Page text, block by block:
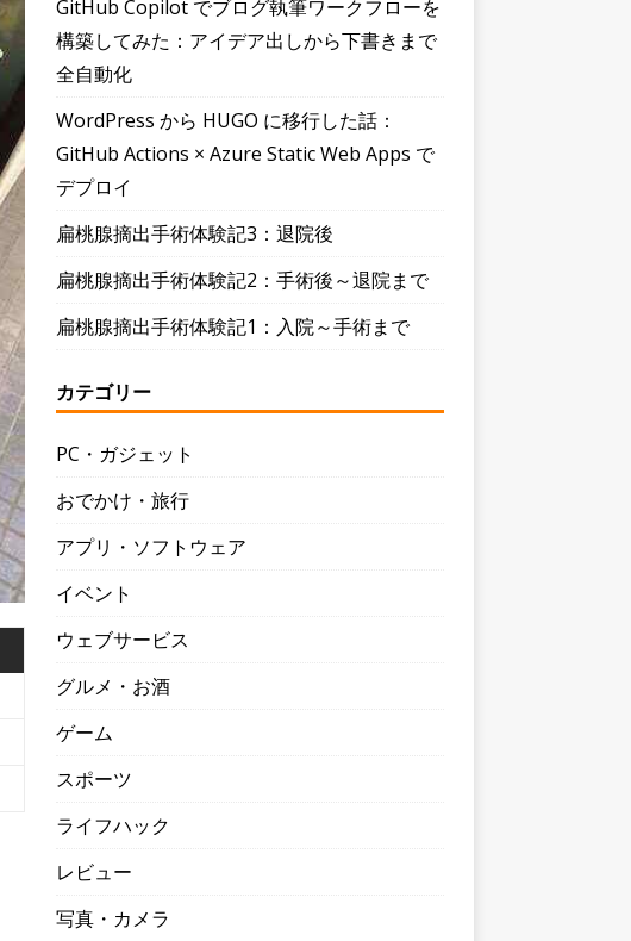
GitHub Copilot でブログ執筆ワークフローを
構築してみた：アイデア出しから下書きまで
全自動化
WordPress から HUGO に移行した話：
GitHub Actions × Azure Static Web Apps で
デプロイ
扁桃腺摘出手術体験記3：退院後
扁桃腺摘出手術体験記2：手術後～退院まで
扁桃腺摘出手術体験記1：入院～手術まで
カテゴリー
PC・ガジェット
おでかけ・旅行
アプリ・ソフトウェア
イベント
ウェブサービス
グルメ・お酒
ゲーム
スポーツ
ライフハック
レビュー
写真・カメラ